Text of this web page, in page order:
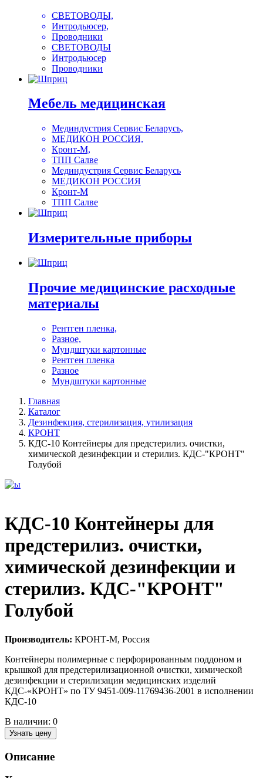
СВЕТОВОДЫ,
Интродьюсер,
Проводники
СВЕТОВОДЫ
Интродьюсер
Проводники
Мебель медицинская
Мединдустрия Сервис Беларусь,
МЕДИКОН РОССИЯ,
Кронт-М,
ТПП Салве
Мединдустрия Сервис Беларусь
МЕДИКОН РОССИЯ
Кронт-М
ТПП Салве
Измерительные приборы
Прочие медицинские расходные
материалы
Рентген пленка,
Разное,
Мундштуки картонные
Рентген пленка
Разное
Мундштуки картонные
Главная
Каталог
Дезинфекция, стерилизация, утилизация
КРОНТ
КДС-10 Контейнеры для предстерилиз. очистки,
химической дезинфекции и стерилиз. КДС-"КРОНТ"
Голубой
КДС-10 Контейнеры для
предстерилиз. очистки,
химической дезинфекции и
стерилиз. КДС-"КРОНТ"
Голубой
Производитель: КРОНТ-М, Россия
Контейнеры полимерные с перфорированным поддоном и
крышкой для предстерилизационной очистки, химической
дезинфекции и стерилизации медицинских изделий
КДС-«КРОНТ» по ТУ 9451-009-11769436-2001 в исполнении
КДС-10
В наличии: 0
Узнать цену
Описание